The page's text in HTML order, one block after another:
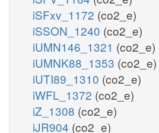
iSFxv_1172 (co2_e)
iSSON_1240 (co2_e)
iUMN146_1321 (co2_e)
iUMNK88_1353 (co2_e)
iUTI89_1310 (co2_e)
iWFL_1372 (co2_e)
iZ_1308 (co2_e)
iJR904 (co2_e)